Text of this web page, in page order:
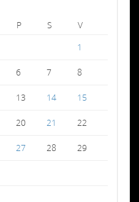
P S
V
1
6 7 8
13 14 15
20 21 22
27 28 29